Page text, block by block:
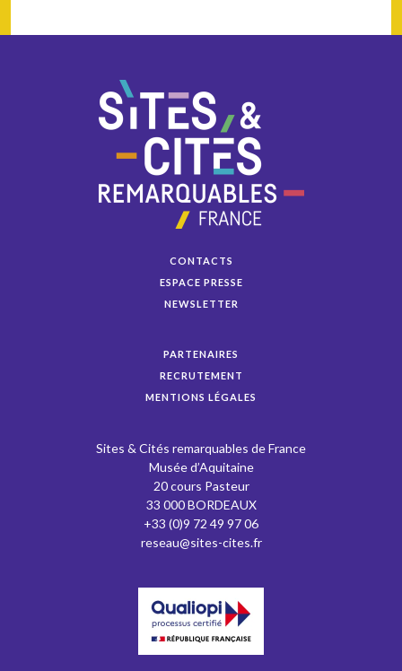
CONTACTS
ESPACE PRESSE
NEWSLETTER
PARTENAIRES
RECRUTEMENT
MENTIONS LÉGALES
Sites & Cités remarquables de France
Musée d’Aquitaine
20 cours Pasteur
33 000 BORDEAUX
+33 (0)9 72 49 97 06
reseau@sites-cites.fr